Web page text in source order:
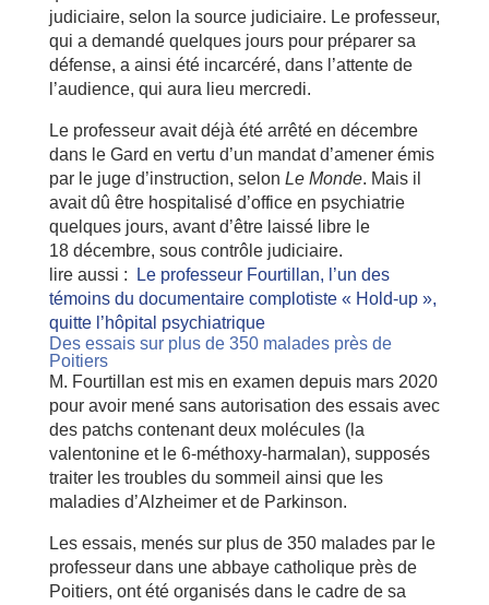
judiciaire, selon la source judiciaire. Le professeur,
qui a demandé quelques jours pour préparer sa
défense, a ainsi été incarcéré, dans l’attente de
l’audience, qui aura lieu mercredi.
Le professeur avait déjà été arrêté en décembre
dans le Gard en vertu d’un mandat d’amener émis
par le juge d’instruction, selon Le Monde. Mais il
avait dû être hospitalisé d’office en psychiatrie
quelques jours, avant d’être laissé libre le
18 décembre, sous contrôle judiciaire.
lire aussi :
Le professeur Fourtillan, l’un des
témoins du documentaire complotiste « Hold-up »,
quitte l’hôpital psychiatrique
Des essais sur plus de 350 malades près de
Poitiers
M. Fourtillan est mis en examen depuis mars 2020
pour avoir mené sans autorisation des essais avec
des patchs contenant deux molécules (la
valentonine et le 6-méthoxy-harmalan), supposés
traiter les troubles du sommeil ainsi que les
maladies d’Alzheimer et de Parkinson.
Les essais, menés sur plus de 350 malades par le
professeur dans une abbaye catholique près de
Poitiers, ont été organisés dans le cadre de sa